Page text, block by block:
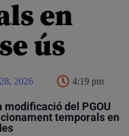
en
ús
2026 4:19 pm
modificació del PGOU
temporals en